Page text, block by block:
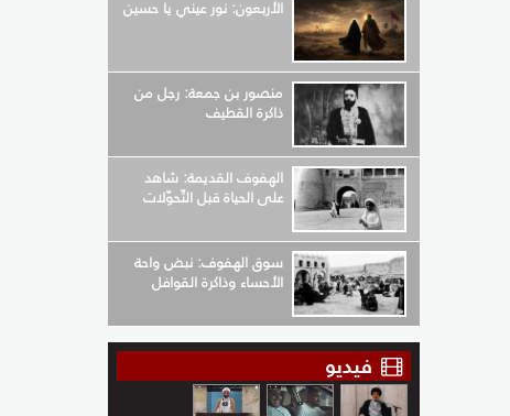
الأربعون: نور عيني يا حسين
منصور بن جمعة: رجل من
ذاكرة القطيف
الهفوف القديمة: شاهد
على الحياة قبل التّحوّلات
سوق الهفوف: نبض واحة
الأحساء وذاكرة القوافل
فيديو